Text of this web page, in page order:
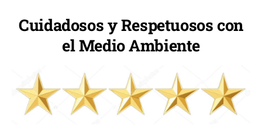
Cuidadosos y Respetuosos con
el Medio Ambiente